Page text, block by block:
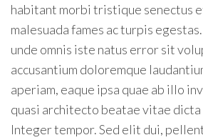
habitant morbi tristique senectus
malesuada fames ac turpis
unde omnis iste natus error sit
accusantium doloremque
aperiam, eaque ipsa quae ab illo
quasi architecto beatae vitae dicta
Integer tempor. Sed elit dui,